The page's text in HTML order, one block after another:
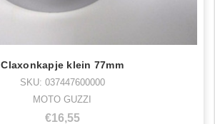
Claxonkapje klein 77mm
SKU: 037447600000
MOTO GUZZI
€16,55